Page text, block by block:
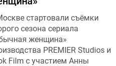
стартовали съёмки
сезона сериала
женщина»
PREMIER Studios и
Film с участием Анны